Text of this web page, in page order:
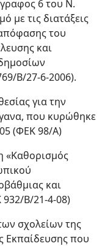
6 του Ν.
με τις διατάξεις
του
και
Β/27-6-2006).
για την
που κυρώθηκε
(ΦΕΚ 98/Α)
«Καθορισμός
και
932/Β/21-4-08)
σχολείων της
Εκπαίδευσης που